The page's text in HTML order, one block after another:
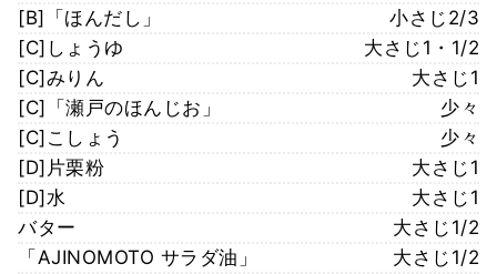
[B]「ほんだし」
小さじ2/3
[C]しょうゆ
大さじ1・1/2
[C]みりん
大さじ1
[C]「瀬戸のほんじお」
少々
[C]こしょう
少々
[D]片栗粉
大さじ1
[D]水
大さじ1
バター
大さじ1/2
「AJINOMOTO サラダ油」
大さじ1/2